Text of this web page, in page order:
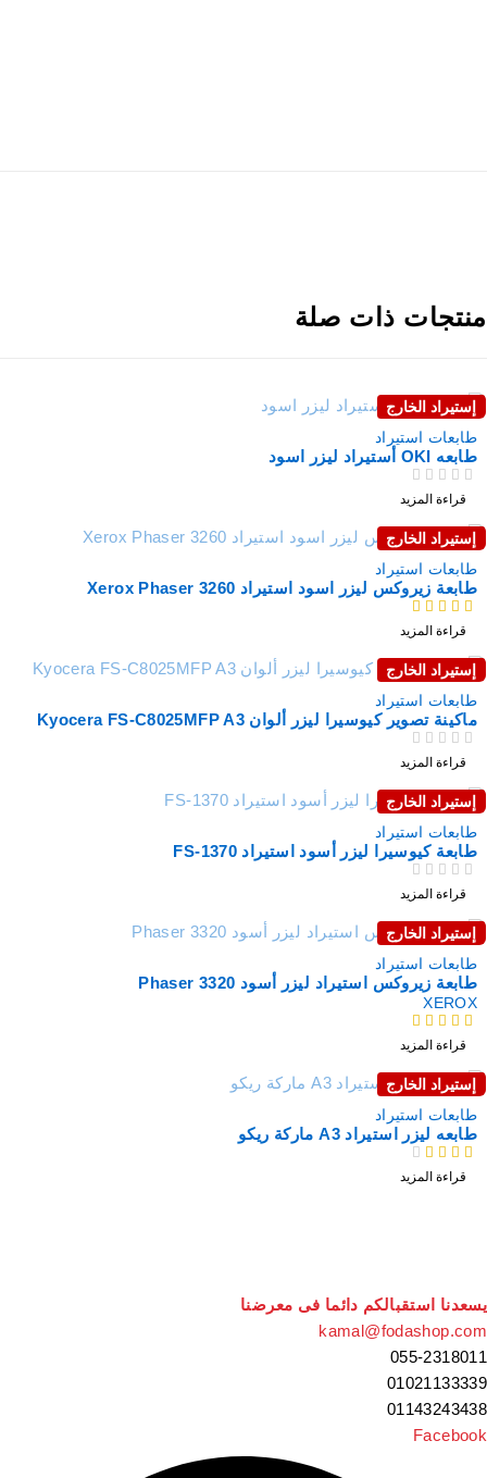
ذات صلة
إستيراد الخارج
طابعات استيراد
طابعه OKI أستيراد ليزر اسود
قراءة المزيد
إستيراد الخارج
طابعات استيراد
طابعة زيروكس ليزر اسود استيراد Xerox Phaser 3260
قراءة المزيد
إستيراد الخارج
طابعات استيراد
ماكينة تصوير كيوسيرا ليزر ألوان Kyocera FS-C8025MFP A3
قراءة المزيد
إستيراد الخارج
طابعات استيراد
طابعة كيوسيرا ليزر أسود استيراد FS-1370
قراءة المزيد
إستيراد الخارج
طابعات استيراد
طابعة زيروكس استيراد ليزر أسود Phaser 3320
XEROX
قراءة المزيد
إستيراد الخارج
طابعات استيراد
طابعه ليزر استيراد A3 ماركة ريكو
قراءة المزيد
استقبالكم دائما فى معرضنا
055-